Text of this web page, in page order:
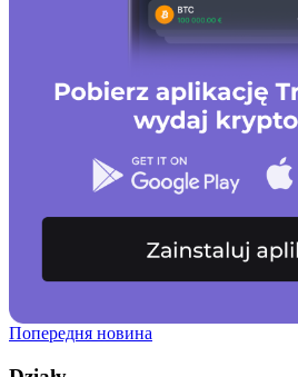
Попередня новина